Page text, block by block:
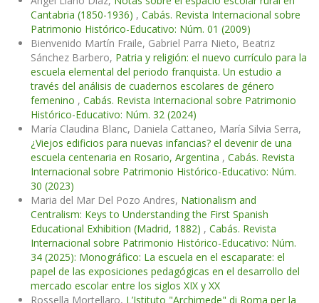
Cantabria (1850-1936) , Cabás. Revista Internacional sobre
Patrimonio Histórico-Educativo: Núm. 01 (2009)
Bienvenido Martín Fraile, Gabriel Parra Nieto, Beatriz
Sánchez Barbero, Patria y religión: el nuevo currículo para la
escuela elemental del periodo franquista. Un estudio a
través del análisis de cuadernos escolares de género
femenino , Cabás. Revista Internacional sobre Patrimonio
Histórico-Educativo: Núm. 32 (2024)
María Claudina Blanc, Daniela Cattaneo, María Silvia Serra,
¿Viejos edificios para nuevas infancias? el devenir de una
escuela centenaria en Rosario, Argentina , Cabás. Revista
Internacional sobre Patrimonio Histórico-Educativo: Núm.
30 (2023)
Maria del Mar Del Pozo Andres, Nationalism and
Centralism: Keys to Understanding the First Spanish
Educational Exhibition (Madrid, 1882) , Cabás. Revista
Internacional sobre Patrimonio Histórico-Educativo: Núm.
34 (2025): Monográfico: La escuela en el escaparate: el
papel de las exposiciones pedagógicas en el desarrollo del
mercado escolar entre los siglos XIX y XX
Rossella Mortellaro, L’Istituto "Archimede" di Roma per la